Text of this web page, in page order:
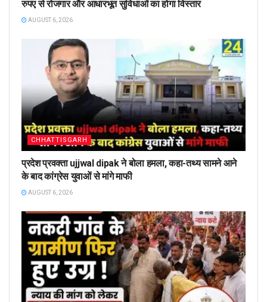
रुपए से रोजगार और आधारभूत सुविधाओं का होगा विस्तार
AUGUST 6, 2026
CHHATTISGARH
प्रदेश प्रवक्ता ujjwal dipak ने बोला हमला, कहा-तथ्य सामने आने
के बाद कांग्रेस युवाओं से मांगे माफी
AUGUST 6, 2026